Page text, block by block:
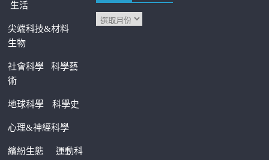
生活
尖端科技&材料
生物
社會科學科學藝
術
地球科學 科學史
心理&神經科學
繽紛生態運動科